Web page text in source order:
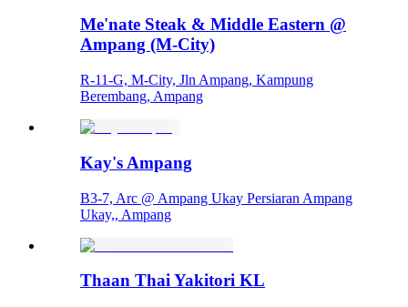
Me'nate Steak & Middle Eastern @
Ampang (M-City)
R-11-G, M-City, Jln Ampang, Kampung
Berembang, Ampang
Kay's Ampang
B3-7, Arc @ Ampang Ukay Persiaran Ampang
Ukay,, Ampang
Thaan Thai Yakitori KL